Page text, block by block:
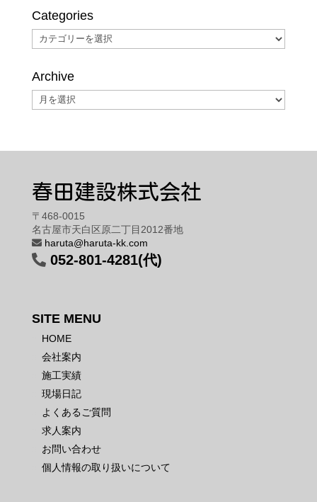
Categories
Categories
Archive
Archive
春田建設株式会社
〒468-0015
名古屋市天白区原二丁目2012番地
haruta@haruta-kk.com
052-801-4281(代)
SITE MENU
HOME
会社案内
施工実績
現場日記
よくあるご質問
求人案内
お問い合わせ
個人情報の取り扱いについて